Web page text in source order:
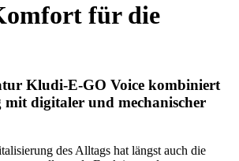
für die
Kludi-E-GO Voice kombiniert
mit digitaler und mechanischer
des Alltags hat längst auch die